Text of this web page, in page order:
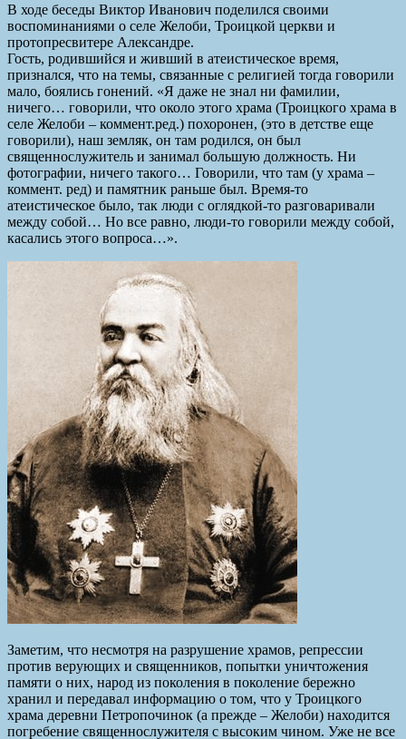
В ходе беседы Виктор Иванович поделился своими
воспоминаниями о селе Желоби, Троицкой церкви и
протопресвитере Александре.
Гость, родившийся и живший в атеистическое время,
признался, что на темы, связанные с религией тогда говорили
мало, боялись гонений. «Я даже не знал ни фамилии,
ничего… говорили, что около этого храма (Троицкого храма в
селе Желоби – коммент.ред.) похоронен, (это в детстве еще
говорили), наш земляк, он там родился, он был
священнослужитель и занимал большую должность. Ни
фотографии, ничего такого… Говорили, что там (у храма –
коммент. ред) и памятник раньше был. Время-то
атеистическое было, так люди с оглядкой-то разговаривали
между собой… Но все равно, люди-то говорили между собой,
касались этого вопроса…».
Заметим, что несмотря на разрушение храмов, репрессии
против верующих и священников, попытки уничтожения
памяти о них, народ из поколения в поколение бережно
хранил и передавал информацию о том, что у Троицкого
храма деревни Петропочинок (а прежде – Желоби) находится
погребение священнослужителя с высоким чином. Уже не все